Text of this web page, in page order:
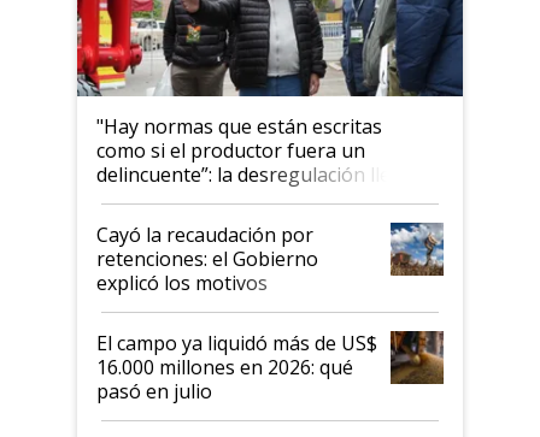
"Hay normas que están escritas
como si el productor fuera un
delincuente”: la desregulación llegó
al Congreso Aapresid y hasta se
habló del financiamiento al IPCVA
Cayó la recaudación por
retenciones: el Gobierno
explicó los motivos
El campo ya liquidó más de US$
16.000 millones en 2026: qué
pasó en julio